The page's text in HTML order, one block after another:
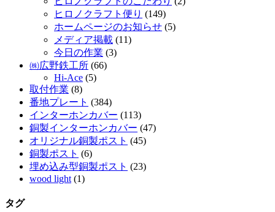
ヒロノクラフト便り (149)
ホームページのお知らせ (5)
メディア掲載 (11)
今日の作業 (3)
㈱広野鉄工所 (66)
Hi-Ace (5)
取付作業 (8)
番地プレート (384)
インターホンカバー (113)
銅製インターホンカバー (47)
オリジナル銅製ポスト (45)
銅製ポスト (6)
埋め込み型銅製ポスト (23)
wood light (1)
タグ